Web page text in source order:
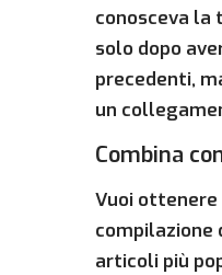
conosceva la
solo dopo
precedenti,
un
Combina
Vuoi
compilazione
articoli più